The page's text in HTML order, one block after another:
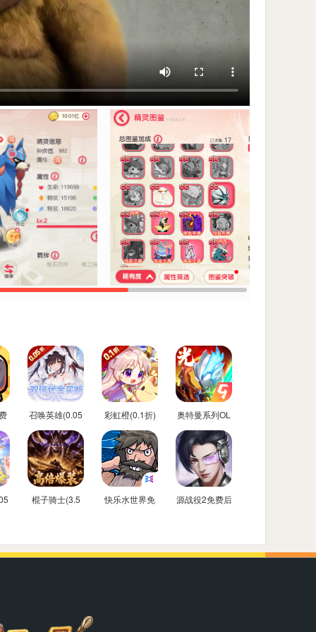
召唤英雄(0.05
折双倍代金买
断)
彩虹橙(0.1折)
奥特曼系列OL
免费内购后台
棍子骑士(3.5
快乐水世界免
源战役2免费后